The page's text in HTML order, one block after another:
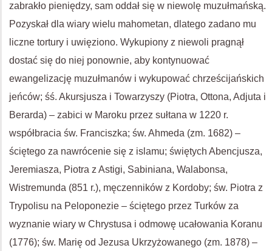
zabrakło pieniędzy, sam oddał się w niewolę muzułmańską.
Pozyskał dla wiary wielu mahometan, dlatego zadano mu
liczne tortury i uwięziono. Wykupiony z niewoli pragnął
dostać się do niej ponownie, aby kontynuować
ewangelizację muzułmanów i wykupować chrześcijańskich
jeńców; śś. Akursjusza i Towarzyszy (Piotra, Ottona, Adjuta i
Berarda) – zabici w Maroku przez sułtana w 1220 r.
współbracia św. Franciszka; św. Ahmeda (zm. 1682) –
ściętego za nawrócenie się z islamu; świętych Abencjusza,
Jeremiasza, Piotra z Astigi, Sabiniana, Walabonsa,
Wistremunda (851 r.), męczenników z Kordoby; św. Piotra z
Trypolisu na Peloponezie – ściętego przez Turków za
wyznanie wiary w Chrystusa i odmowę ucałowania Koranu
(1776); św. Marię od Jezusa Ukrzyżowanego (zm. 1878) –